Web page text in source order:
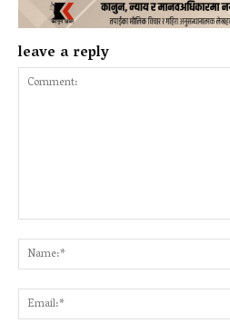
leave a reply